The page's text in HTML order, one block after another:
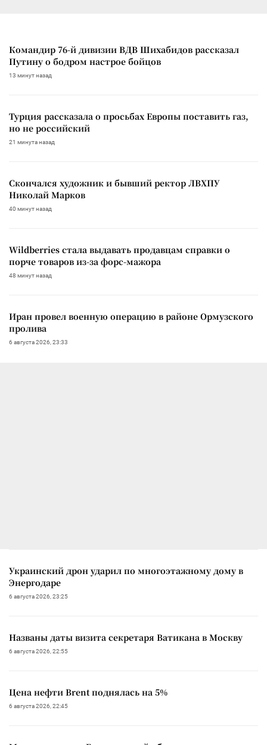
Командир 76-й дивизии ВДВ Шихабидов рассказал
Путину о бодром настрое бойцов
13 минут назад
Турция рассказала о просьбах Европы поставить газ,
но не российский
21 минута назад
Скончался художник и бывший ректор ЛВХПУ
Николай Марков
40 минут назад
Wildberries стала выдавать продавцам справки о
порче товаров из-за форс-мажора
48 минут назад
Иран провел военную операцию в районе Ормузского
пролива
6 августа 2026, 23:33
Украинский дрон ударил по многоэтажному дому в
Энергодаре
6 августа 2026, 23:25
Названы даты визита секретаря Ватикана в Москву
6 августа 2026, 22:55
Цена нефти Brent поднялась на 5%
6 августа 2026, 22:45